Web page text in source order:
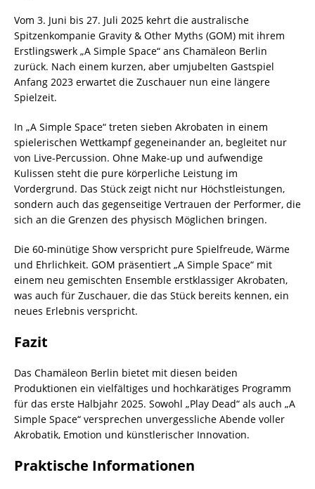
Vom 3. Juni bis 27. Juli 2025 kehrt die australische
Spitzenkompanie Gravity & Other Myths (GOM) mit ihrem
Erstlingswerk „A Simple Space“ ans Chamäleon Berlin
zurück. Nach einem kurzen, aber umjubelten Gastspiel
Anfang 2023 erwartet die Zuschauer nun eine längere
Spielzeit.
In „A Simple Space“ treten sieben Akrobaten in einem
spielerischen Wettkampf gegeneinander an, begleitet nur
von Live-Percussion. Ohne Make-up und aufwendige
Kulissen steht die pure körperliche Leistung im
Vordergrund. Das Stück zeigt nicht nur Höchstleistungen,
sondern auch das gegenseitige Vertrauen der Performer, die
sich an die Grenzen des physisch Möglichen bringen.
Die 60-minütige Show verspricht pure Spielfreude, Wärme
und Ehrlichkeit. GOM präsentiert „A Simple Space“ mit
einem neu gemischten Ensemble erstklassiger Akrobaten,
was auch für Zuschauer, die das Stück bereits kennen, ein
neues Erlebnis verspricht.
Fazit
Das Chamäleon Berlin bietet mit diesen beiden
Produktionen ein vielfältiges und hochkarätiges Programm
für das erste Halbjahr 2025. Sowohl „Play Dead“ als auch „A
Simple Space“ versprechen unvergessliche Abende voller
Akrobatik, Emotion und künstlerischer Innovation.
Praktische Informationen